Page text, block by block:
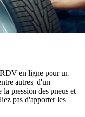
RDV en ligne pour un
autres, d'un
pression des pneus et
pas d'apporter les